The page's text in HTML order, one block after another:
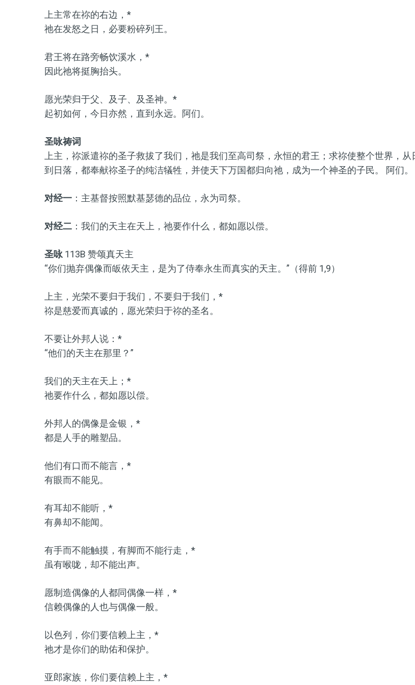
上主常在祢的右边，*
祂在发怒之日，必要粉碎列王。
君王将在路旁畅饮溪水，*
因此祂将挺胸抬头。
愿光荣归于父、及子、及圣神。*
起初如何，今日亦然，直到永远。阿们。
圣咏祷词
上主，祢派遣祢的圣子救拔了我们，祂是我们至高司祭，永恒的君王；求祢使整个世界，从
到日落，都奉献祢圣子的纯洁犠牲，并使天下万国都归向祂，成为一个神圣的子民。 阿们。
对经一 ：主基督按照默基瑟德的品位，永为司祭。
对经二 ：我们的天主在天上，祂要作什么，都如愿以偿。
圣咏113B 赞颂真天主
“你们抛弃偶像而皈依天主，是为了侍奉永生而真实的天主。”（得前 1,9）
上主，光荣不要归于我们，不要归于我们，*
祢是慈爱而真诚的，愿光荣归于祢的圣名。
不要让外邦人说：*
“他们的天主在那里？”
我们的天主在天上；*
祂要作什么，都如愿以偿。
外邦人的偶像是金银，*
都是人手的雕塑品。
他们有口而不能言，*
有眼而不能见。
有耳却不能听，*
有鼻却不能闻。
有手而不能触摸，有脚而不能行走，*
虽有喉咙，却不能出声。
愿制造偶像的人都同偶像一样，*
信赖偶像的人也与偶像一般。
以色列，你们要信赖上主，*
祂才是你们的助佑和保护。
亚郎家族，你们要信赖上主，*